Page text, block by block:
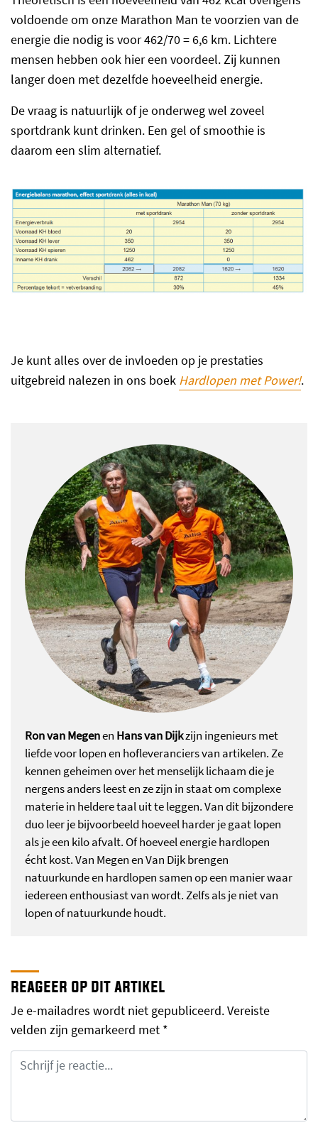
voldoende om onze Marathon Man te voorzien van de
energie die nodig is voor 462/70 = 6,6 km. Lichtere
mensen hebben ook hier een voordeel. Zij kunnen
langer doen met dezelfde hoeveelheid energie.
De vraag is natuurlijk of je onderweg wel zoveel
sportdrank kunt drinken. Een gel of smoothie is
daarom een slim alternatief.
Je kunt alles over de invloeden op je prestaties
uitgebreid nalezen in ons boek Hardlopen met Power!.
Ron van Megenen Hans van Dijkzijn ingenieurs met
liefde voor lopen en hofleveranciers van artikelen. Ze
kennen geheimen over het menselijk lichaam die je
nergens anders leest en ze zijn in staat om complexe
materie in heldere taal uit te leggen. Van dit bijzondere
duo leer je bijvoorbeeld hoeveel harder je gaat lopen
als je een kilo afvalt. Of hoeveel energie hardlopen
écht kost. Van Megen en Van Dijk brengen
natuurkunde en hardlopen samen op een manier waar
iedereen enthousiast van wordt. Zelfs als je niet van
lopen of natuurkunde houdt.
reageer op dit artikel
Je e-mailadres wordt niet gepubliceerd.Vereiste
velden zijn gemarkeerd met *